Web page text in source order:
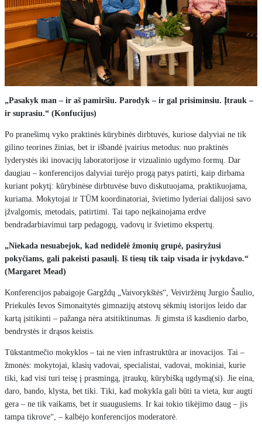
„Pasakyk man – ir aš pamiršiu. Parodyk – ir gal prisiminsiu. Įtrauk –
ir suprasiu.“ (Konfucijus)
Po pranešimų vyko praktinės kūrybinės dirbtuvės, kuriose dalyviai ne tik
gilino teorines žinias, bet ir išbandė įvairius metodus: nuo praktinės
lyderystės iki inovacijų laboratorijose ir vizualinio ugdymo formų. Dar
daugiau – konferencijos dalyviai turėjo progą patys patirti, kaip dirbama
kuriant pokytį: kūrybinėse dirbtuvėse buvo diskutuojama, praktikuojama,
kuriama. Mokytojai ir TŪM koordinatoriai, švietimo lyderiai dalijosi savo
įžvalgomis, metodais, patirtimi. Tai tapo neįkainojama erdve
bendradarbiavimui tarp pedagogų, vadovų ir švietimo ekspertų.
„Niekada nesuabejok, kad nedidelė žmonių grupė, pasiryžusi
pokyčiams, gali pakeisti pasaulį. Iš tiesų tik taip visada ir įvykdavo.“
(Margaret Mead)
Konferencijos pabaigoje Gargždų „Vaivorykštės“, Veiviržėnų Jurgio Šaulio,
Priekulės Ievos Simonaitytės gimnazijų atstovų sėkmių istorijos leido dar
kartą įsitikinti – pažanga nėra atsitiktinumas. Ji gimsta iš kasdienio darbo,
bendrystės ir drąsos keistis.
Tūkstantmečio mokyklos – tai ne vien infrastruktūra ar inovacijos. Tai –
žmonės: mokytojai, klasių vadovai, specialistai, vadovai, mokiniai, kurie
tiki, kad visi turi teisę į prasmingą, įtraukų, kūrybišką ugdymą(si). Jie eina,
daro, bando, klysta, bet tiki. Tiki, kad mokykla gali būti ta vieta, kur augti
gera – ne tik vaikams, bet ir suaugusiems. Ir kai tokio tikėjimo daug – jis
tampa tikrove“, – kalbėjo konferencijos moderatorė.